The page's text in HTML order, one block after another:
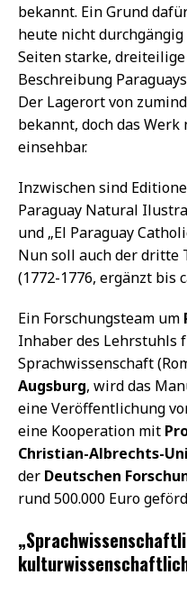
bekannt. Ein Grund
heute nicht
Seiten starke,
Beschreibung
Der Lagerort von
bekannt, doch das
einsehbar.
Inzwischen sind
Paraguay Natural
und „El Paraguay
Nun soll auch der dritte
(1772-1776, ergänzt bis
Ein Forschungsteam um
Inhaber des Lehrstuhls
Sprachwissenschaft
Augsburg, wird das
eine Veröffentlichung
eine Kooperation mit
Christian-Albrechts-
der Deutschen
rund 500.000 Euro